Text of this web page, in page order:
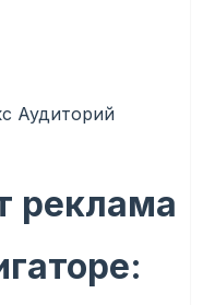
Аудиторий
реклама